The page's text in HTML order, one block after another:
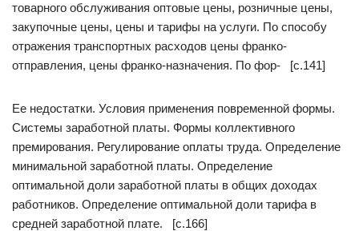
товарного обслуживания оптовые цены, розничные цены,
закупочные цены, цены и тарифы на услуги. По способу
отражения транспортных расходов цены франко-
отправления, цены франко-назначения. По фор- [c.141]
Ее недостатки. Условия применения повременной формы.
Системы заработной платы. Формы коллективного
премирования. Регулирование оплаты труда. Определение
минимальной заработной платы. Определение
оптимальной доли заработной платы в общих доходах
работников. Определение оптимальной доли тарифа в
средней заработной плате. [c.166]